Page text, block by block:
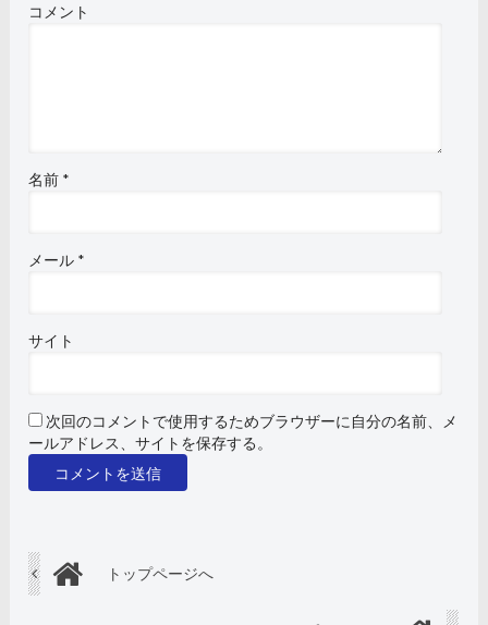
コメント
名前 *
メール *
サイト
次回のコメントで使用するためブラウザーに自分の名前、メ
ールアドレス、サイトを保存する。
トップページへ